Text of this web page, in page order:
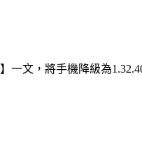
】一文，將手機降級為